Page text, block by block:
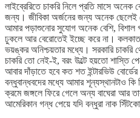
লাইব্রেরিতে চাকরি নিলে প্রতি মাসে অনেক
জন্য। জীবিকা অর্জনের জন্য অনেক ছেলেই
আমার পড়াশুনোর সুযোগ অনেক বেশি, বিশাল
ঢুকলে আর বেরোতেই ইচ্ছে করে না।
ভয়ঙ্কর অনিশ্চয়তার মধ্যে। সরকারি চাকরি
চাকরি তো নেই-ই, বরং উল্টে হয়তো
আবার দাঁড়াতে হবে কত শত ইন্টারভিউ
বন্ধুবান্ধবদের মধ্যে আমার শূন্যস্থানটাও কি
ক্রমে জঙ্গলে ফিরে গেলে অন্য বাঘেরা আর
আমেরিকান গন্ধ পেয়ে যদি বন্ধুরা নাক